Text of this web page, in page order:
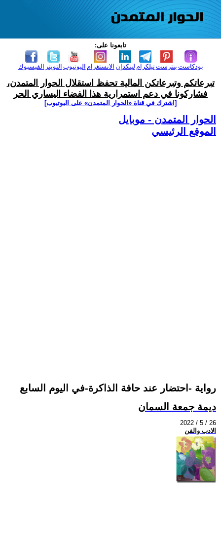
تابعونا على:
الفيسبوك التويتر اليوتيوب الانستغرام لينكدإن تيلكرامبنترست بودكاست
تبرعاتكم وتبرعاتكن المالية تحفظ استقلال الحوار المتمدن،
فشاركونا في دعم استمرارية هذا الفضاء اليساري الحر
[اشترك في قناة ‫«الحوار المتمدن» على اليوتيوب]
الحوار المتمدن - موبايل
الموقع الرئيسي
رواية -احتضار عند حافة الذاكرة-في اليوم السابع
ديمة جمعة السمان
2022 / 5 / 26
الادب والفن